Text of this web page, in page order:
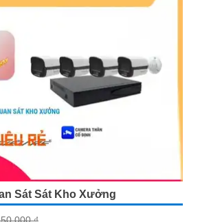
Sát Sát Kho Xưởng
₫